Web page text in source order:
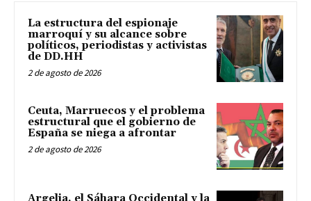
La estructura del espionaje
marroquí y su alcance sobre
políticos, periodistas y activistas
de DD.HH
2 de agosto de 2026
Ceuta, Marruecos y el problema
estructural que el gobierno de
España se niega a afrontar
2 de agosto de 2026
Argelia, el Sáhara Occidental y la